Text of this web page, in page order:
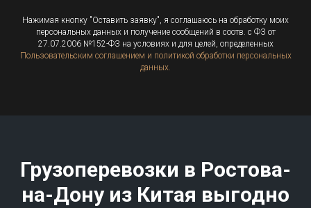
Нажимая кнопку "Оставить заявку", я соглашаюсь на обработку моих
персональных данных и получение сообщений в соотв. с ФЗ от
27.07.2006 №152-ФЗ на условиях и для целей, определенных
Пользовательским соглашением и политикой обработки персональных
данных.
Грузоперевозки в Ростова-
на-Донуиз Китая выгодно